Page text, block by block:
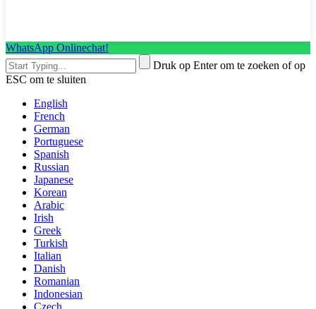
WhatsApp Onlinechat!
Druk op Enter om te zoeken of op
ESC om te sluiten
English
French
German
Portuguese
Spanish
Russian
Japanese
Korean
Arabic
Irish
Greek
Turkish
Italian
Danish
Romanian
Indonesian